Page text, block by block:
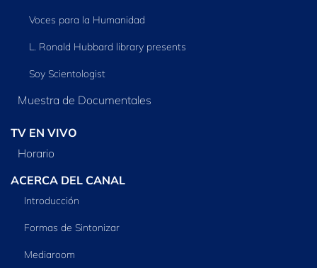
Voces para la Humanidad
L. Ronald Hubbard library presents
Soy Scientologist
Muestra de Documentales
TV EN VIVO
Horario
ACERCA DEL CANAL
Introducción
Formas de Sintonizar
Mediaroom